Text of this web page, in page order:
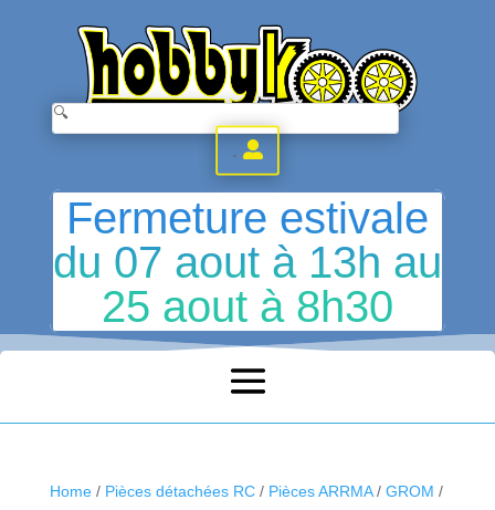
.
Fermeture estivale
du 07 aout à 13h au
25 aout à 8h30
Home/ Pièces détachées RC/ Pièces ARRMA/ GROM /